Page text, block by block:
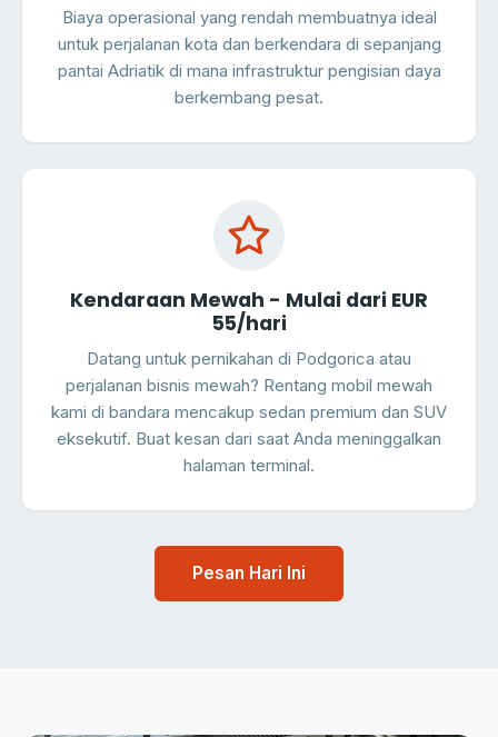
Biaya operasional yang rendah membuatnya ideal
untuk perjalanan kota dan berkendara di sepanjang
pantai Adriatik di mana infrastruktur pengisian daya
berkembang pesat.
Kendaraan Mewah - Mulai dari EUR
55/hari
Datang untuk pernikahan di Podgorica atau
perjalanan bisnis mewah? Rentang mobil mewah
kami di bandara mencakup sedan premium dan SUV
eksekutif. Buat kesan dari saat Anda meninggalkan
halaman terminal.
Pesan Hari Ini